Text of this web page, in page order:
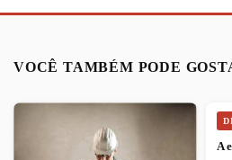
VOCÊ TAMBÉM PODE
A